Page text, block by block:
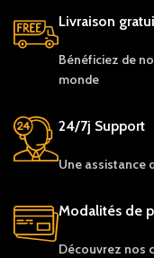
Livraison
Bénéficiez de
monde
24/7j Support
Une assistance
Modalités de
Découvrez nos c